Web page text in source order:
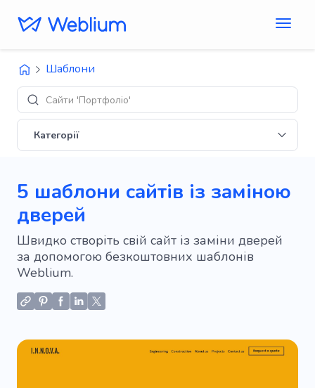
Шаблони
Д
Категорії
5 шаблони сайтів із заміною
дверей
Швидко створіть свій сайт із заміни дверей
за допомогою безкоштовних шаблонів
Weblium.